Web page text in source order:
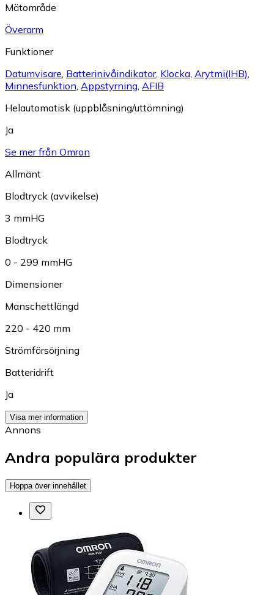
Mätområde
Överarm
Funktioner
Datumvisare Batterinivåindikator, Klocka Arytmi(IHB)
Minnesfunktion Appstyrning AFIB
Helautomatisk (uppblåsning/uttömning)
Ja
Se mer från Omron
Allmänt
Blodtryck (avvikelse)
3 mmHG
Blodtryck
0 - 299 mmHG
Dimensioner
Manschettlängd
220 - 420 mm
Strömförsörjning
Batteridrift
Ja
Visa mer information
Annons
Andra populära produkter
Hoppa över innehållet